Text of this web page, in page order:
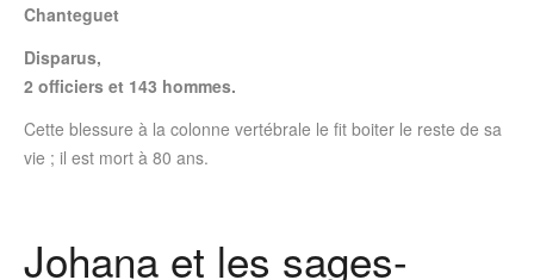
Chanteguet
Disparus,
2 officiers et 143 hommes.
Cette blessure à la colonne vertébrale le fit boiter le reste de sa
vie ; il est mort à 80 ans.
Johana et les sages-